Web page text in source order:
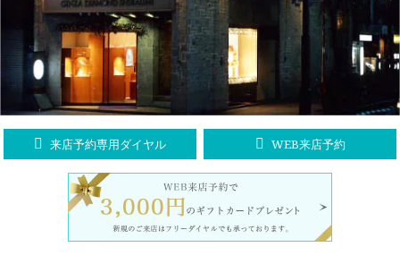
プロポーズアイテム
アニバーサリージュエリー
ダイヤモンドの品質
ダイヤモンド仕入れのこだわり
指輪の品質・特徴
シライシについて
ブランドコンセプト
お客様への想い
ブライダルリングへの想い
パイオニアの想い
サービス
シークレットストーン
レーザー刻印サービス
ナノジュエリーコート
ニュース・フェア
店舗のご案内
来店予約専用ダイヤル WEB来店予約